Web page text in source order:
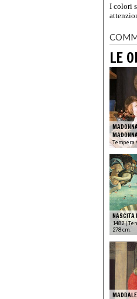
I colori
LE
Tempera
NASCITA
1482 |
278 cm.